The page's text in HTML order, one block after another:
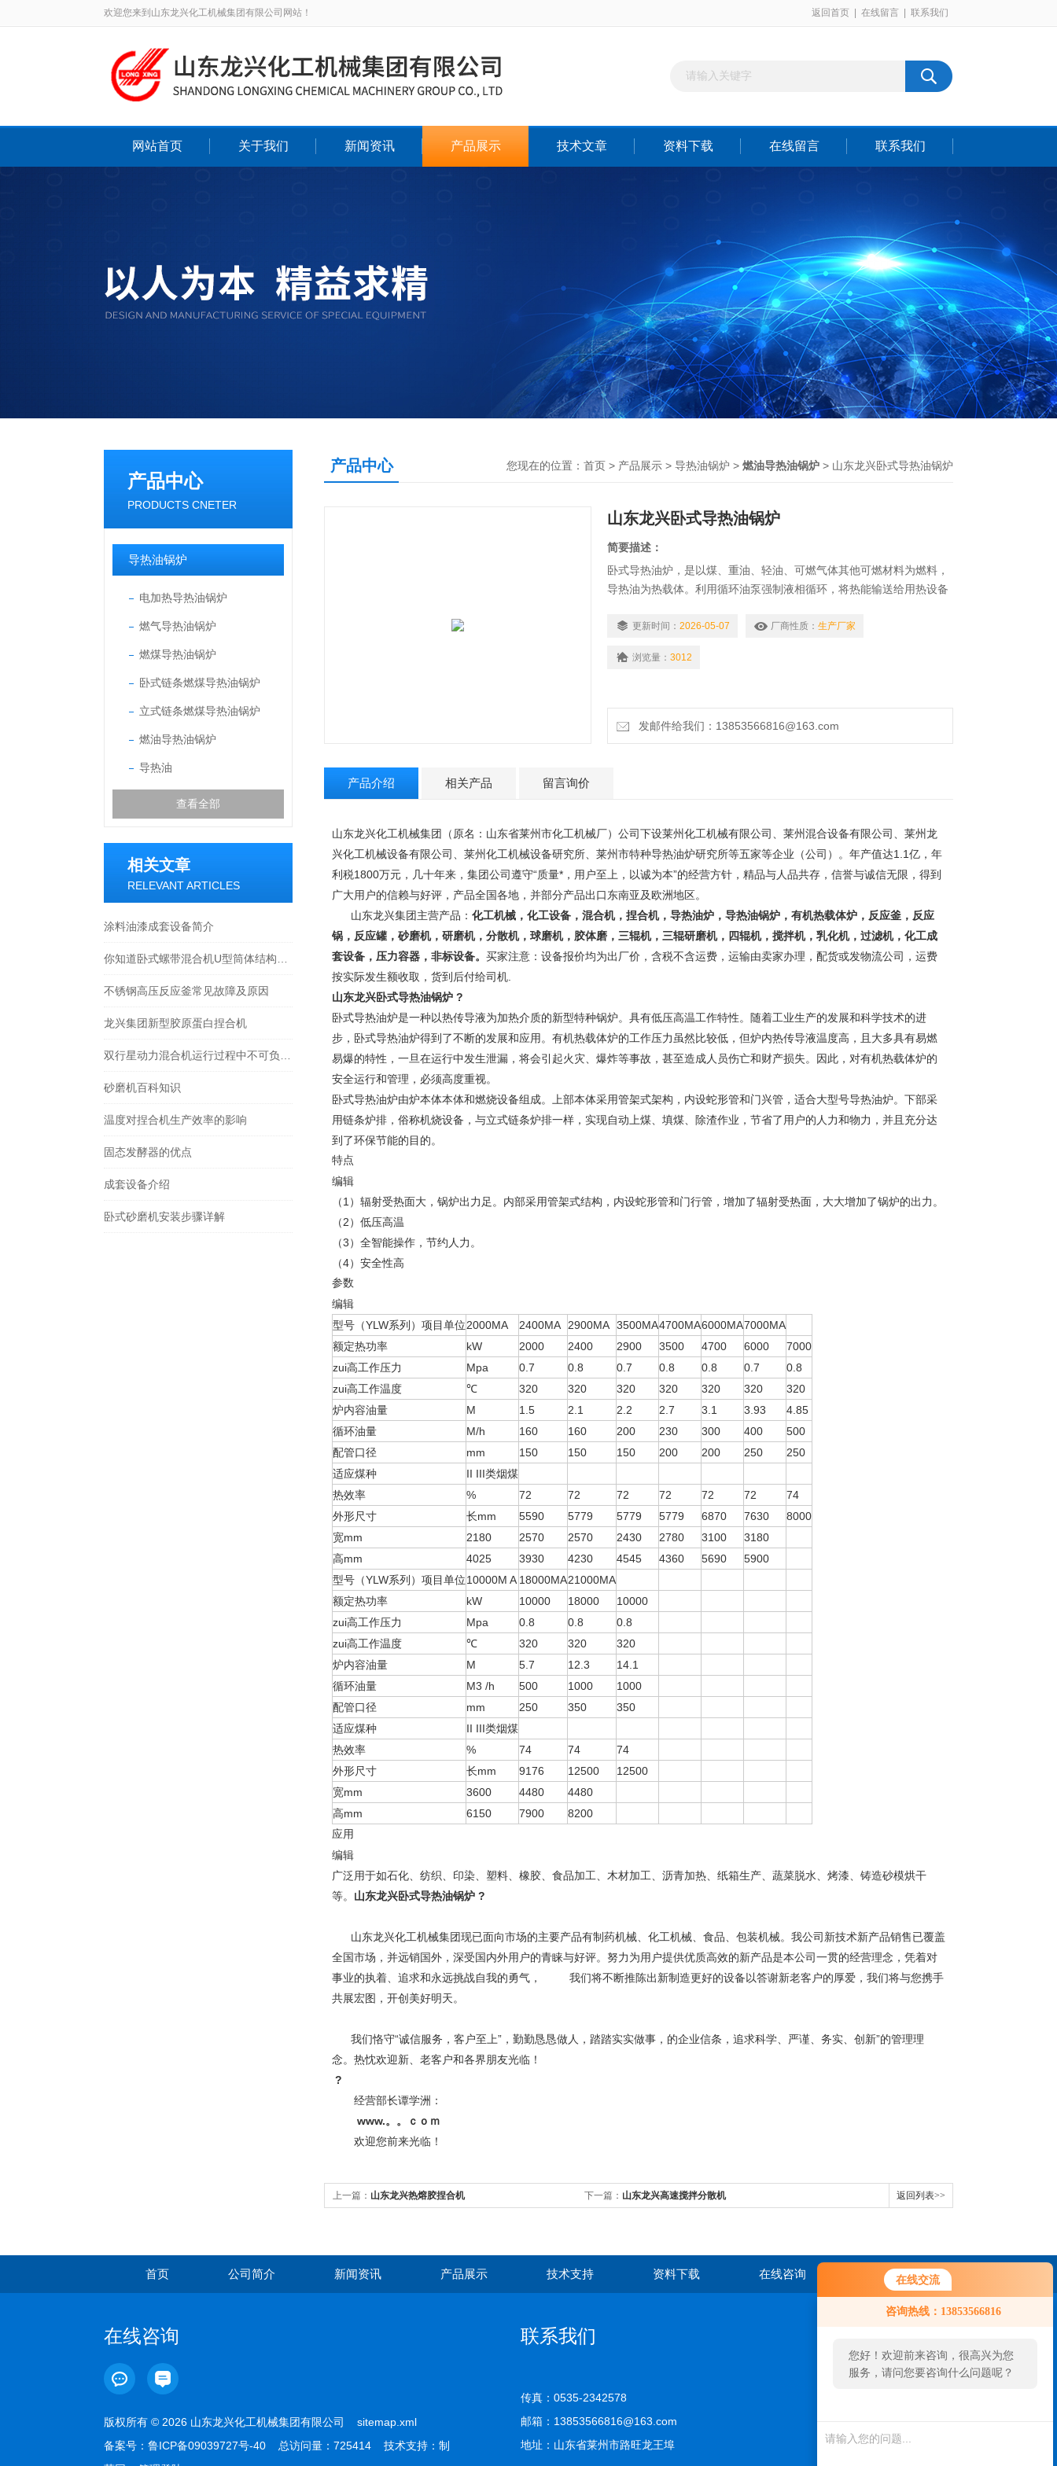
在线交流
咨询热线：13853566816
您好！欢迎前来咨询，很高兴为您
服务，请问您要咨询什么问题呢？
欢迎您来到山东龙兴化工机械集团有限公司网站！ 返回首页 在线留言 联系我们
网站首页 关于我们 新闻资讯 产品展示 技术文章 资料下载 在线留言 联系我们
产品中心
PRODUCTS CNETER
导热油锅炉
电加热导热油锅炉
燃气导热油锅炉
燃煤导热油锅炉
卧式链条燃煤导热油锅炉
立式链条燃煤导热油锅炉
燃油导热油锅炉
导热油
查看全部
相关文章
RELEVANT ARTICLES
涂料油漆成套设备简介
不锈钢高压反应釜常见故障及原因
龙兴集团新型胶原蛋白捏合机
砂磨机百科知识
温度对捏合机生产效率的影响
固态发酵器的优点
成套设备介绍
卧式砂磨机安装步骤详解
产品中心 您现在的位置： 首页 > 产品展示 > 导热油锅炉 > 燃油导热油锅炉 > 山东龙兴卧式导热油锅炉
山东龙兴卧式导热油锅炉
简要描述：
卧式导热油炉，是以煤、重油、轻油、可燃气体其他可燃材料为燃料，
导热油为热载体。利用循环油泵强制液相循环，将热能输送给用热设备
或热介质油，作为中间传热介质在工业换热过程中的应用已有五十年以
更新时间： 2026-05-07 厂商性质： 生产厂家
浏览量： 3012
发邮件给我们：13853566816@163.com
产品介绍 相关产品 留言询价
山东龙兴化工机械集团（原名：山东省莱州市化工机械厂）公司下设莱州化工机械有限公司、莱州混合设备有限公司、莱州龙
兴化工机械设备有限公司、莱州化工机械设备研究所、莱州市特种导热油炉研究所等五家等企业（公司）。年产值达1.1亿，年
利税1800万元，几十年来，集团公司遵守“质量*，用户至上，以诚为本”的经营方针，精品与人品共存，信誉与诚信无限，得到
广大用户的信赖与好评，产品全国各地，并部分产品出口东南亚及欧洲地区。
山东龙兴集团主营产品 ： 化工机械，化工设备，混合机，捏合机，导热油炉，导热油锅炉，有机热载体炉，反应釜，反应
锅，反应罐，砂磨机，研磨机，分散机，球磨机，胶体磨，三辊机，三辊研磨机，四辊机，搅拌机，乳化机，过滤机，化工成
套设备，压力容器，非标设备。 买家注意：设备报价均为出厂价，含税不含运费，运输由卖家办理，配货或发物流公司，运费
按实际发生额收取，货到后付给司机.
山东龙兴卧式导热油锅炉 ?
卧式导热油炉是一种以热传导液为加热介质的新型特种锅炉。具有低压高温工作特性。随着工业生产的发展和科学技术的进
步，卧式导热油炉得到了不断的发展和应用。有机热载体炉的工作压力虽然比较低，但炉内热传导液温度高，且大多具有易燃
易爆的特性，一旦在运行中发生泄漏，将会引起火灾、爆炸等事故，甚至造成人员伤亡和财产损失。因此，对有机热载体炉的
安全运行和管理，必须高度重视。
卧式导热油炉由炉本体本体和燃烧设备组成。上部本体采用管架式架构，内设蛇形管和门兴管，适合大型号导热油炉。下部采
用链条炉排，俗称机烧设备，与立式链条炉排一样，实现自动上煤、填煤、除渣作业，节省了用户的人力和物力，并且充分达
到了环保节能的目的。
特点
编辑
（1）辐射受热面大，锅炉出力足。内部采用管架式结构，内设蛇形管和门行管，增加了辐射受热面，大大增加了锅炉的出力。
（2）低压高温
（3）全智能操作，节约人力。
（4）安全性高
参数
编辑
型号（YLW系列）项目单位2000MA 2400MA 2900MA 3500MA4700MA6000MA7000MA
额定热功率
kW 2000 2400 2900 3500 4700 6000
7000
zui高工作压力
Mpa 0.7 0.8 0.7 0.8 0.8 0.7
0.8
zui高工作温度
℃ 320 320 320 320 320 320
320
炉内容油量
M 1.5 2.1 2.2 2.7 3.1 3.93
4.85
循环油量
M/h 160 160 200 230 300 400
500
配管口径
mm 150 150 150 200 200 250
250
适应煤种
II III类烟煤
热效率
% 72 72 72 72 72 72
74
外形尺寸
长mm 5590 5779 5779 5779 6870 7630
8000
宽mm
2180 2570 2570 2430 2780 3100
3180
高mm
4025 3930 4230 4545 4360 5690
5900
型号（YLW系列）项目单位10000M A 18000MA21000MA
额定热功率
kW 10000 18000
10000
zui高工作压力
Mpa 0.8 0.8
0.8
zui高工作温度
℃ 320 320
320
炉内容油量
M 5.7 12.3
14.1
循环油量
M3 /h 500 1000
1000
配管口径
mm 250 350
350
适应煤种
II III类烟煤
热效率
% 74 74
74
外形尺寸
长mm 9176 12500
12500
宽mm
3600 4480
4480
高mm
6150 7900 8200
应用
编辑
广泛用于如石化、纺织、印染、塑料、橡胶、食品加工、木材加工、沥青加热、纸箱生产、蔬菜脱水、烤漆、铸造砂模烘干
等。 山东龙兴卧式导热油锅炉 ?
山东龙兴化工机械集团现已面向市场的主要产品有制药机械、化工机械、食品、包装机械。我公司新技术新产品销售已覆盖
全国市场，并远销国外，深受国内外用户的青睐与好评。努力为用户提供优质高效的新产品是本公司一贯的经营理念，凭着对
事业的执着、追求和永远挑战自我的勇气， 我们将不断推陈出新制造更好的设备以答谢新老客户的厚爱，我们将与您携手
共展宏图，开创美好明天。
我们恪守“诚信服务，客户至上”，勤勤恳恳做人，踏踏实实做事，的企业信条，追求科学、严谨、务实、创新”的管理理
念。热忱欢迎新、老客户和各界朋友光临！
?
经营部长谭学洲：
www.。。ｃｏｍ
欢迎您前来光临！
上一篇： 山东龙兴热熔胶捏合机 下一篇： 山东龙兴高速搅拌分散机 返回列表>>
首页 公司简介 新闻资讯 产品展示 技术支持 资料下载 在线咨询 联系我们
在线咨询
版权所有 © 2026 山东龙兴化工机械集团有限公司 sitemap.xml
备案号： 鲁ICP备09039727号-40 总访问量：725414 技术支持： 制
联系我们
传真：0535-2342578
邮箱：13853566816@163.com
地址：山东省莱州市路旺龙王埠
扫一扫，关注我们